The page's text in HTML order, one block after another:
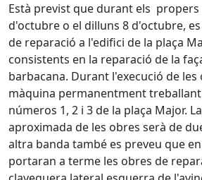
Està previst que durant els propers
d'octubre o el dilluns 8 d'octubre,
de reparació a l'edifici de la plaça
consistents en la reparació de la
barbacana. Durant l'execució de
màquina permanentment
números 1, 2 i 3 de la plaça Major.
aproximada de les obres serà de
altra banda també es preveu que
portaran a terme les obres de